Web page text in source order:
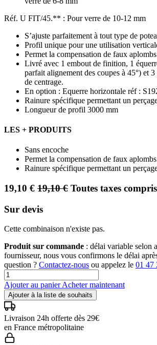
Réf. U FIT/45.** : Pour verre de 10-12 mm
S’ajuste parfaitement à tout type de
Profil unique pour une utilisation
Permet la compensation de faux aplombs
Livré avec 1 embout de finition, 1
parfait alignement des coupes à 45°) et
de centrage.
En option : Equerre horizontale réf :
Rainure spécifique permettant un
Longueur de profil 3000 mm
LES + PRODUITS
Sans encoche
Permet la compensation de faux aplombs
Rainure spécifique permettant un
19,10 € 19,10€ Toutes taxes
Sur devis
Cette combinaison n'existe pas.
Produit sur commande : délai variable selon
fournisseur, nous vous confirmons le délai
question ? Contactez-nous ou appelez le 01 47
Ajouter au panierAcheter maintenant
Ajouter à la liste de souhaits
Livraison 24h offerte dès 29€
en France métropolitaine